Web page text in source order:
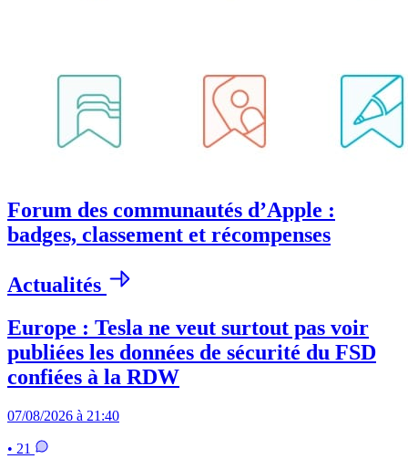
Forum des communautés d’Apple :
badges, classement et récompenses
Actualités
Europe : Tesla ne veut surtout pas voir
publiées les données de sécurité du FSD
confiées à la RDW
07/08/2026 à 21:40
• 21